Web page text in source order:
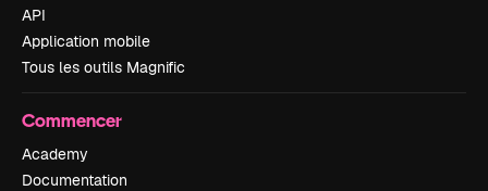
API
Application mobile
Tous les outils Magnific
Commencer
Academy
Documentation